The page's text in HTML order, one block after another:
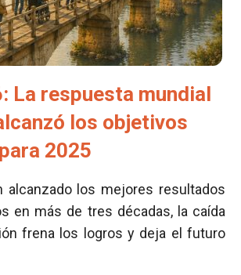
La respuesta mundial
los objetivos
2025
alcanzado los mejores resultados
en más de tres décadas, la caída
frena los logros y deja el futuro